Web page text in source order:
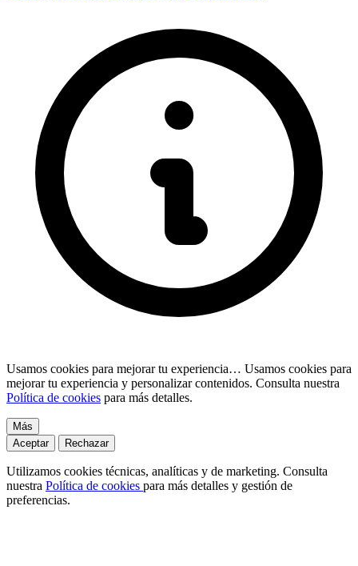
Usamos cookies para mejorar tu experiencia… Usamos cookies para
mejorar tu experiencia y personalizar contenidos. Consulta nuestra
Política de cookies para más detalles.
Más
Aceptar
Rechazar
Utilizamos cookies técnicas, analíticas y de marketing. Consulta
nuestra Política de cookies para más detalles y gestión de
preferencias.